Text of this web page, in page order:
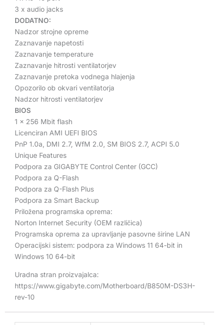
3 x audio jacks
DODATNO:
Nadzor strojne opreme
Zaznavanje napetosti
Zaznavanje temperature
Zaznavanje hitrosti ventilatorjev
Zaznavanje pretoka vodnega hlajenja
Opozorilo ob okvari ventilatorja
Nadzor hitrosti ventilatorjev
BIOS
1 x 256 Mbit flash
Licenciran AMI UEFI BIOS
PnP 1.0a, DMI 2.7, WfM 2.0, SM BIOS 2.7, ACPI 5.0
Unique Features
Podpora za GIGABYTE Control Center (GCC)
Podpora za Q-Flash
Podpora za Q-Flash Plus
Podpora za Smart Backup
Priložena programska oprema:
Norton Internet Security (OEM različica)
Programska oprema za upravljanje pasovne širine LAN
Operacijski sistem: podpora za Windows 11 64-bit in
Windows 10 64-bit
Uradna stran proizvajalca:
https://www.gigabyte.com/Motherboard/B850M-DS3H-
rev-10